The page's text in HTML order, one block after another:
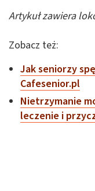
Artykuł zawiera
Zobacz też:
Jak seniorzy
Cafesenior.pl
Nietrzymanie
leczenie i